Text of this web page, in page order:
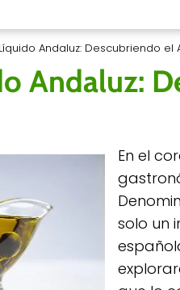
Andaluz: Descubriendo el
Andaluz:
En el
solo un